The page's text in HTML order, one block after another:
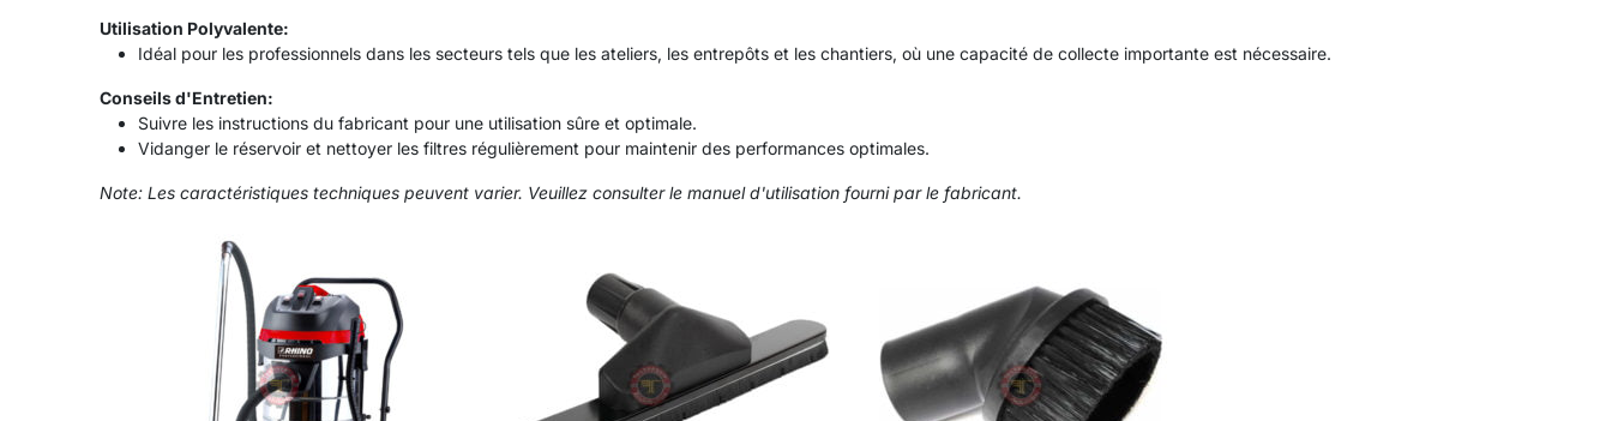
Utilisation Polyvalente:
Idéal pour les professionnels dans les secteurs tels que les ateliers, les entrepôts et les chantiers, où une capacité de collecte importante est nécessaire.
Conseils d'Entretien:
Suivre les instructions du fabricant pour une utilisation sûre et optimale.
Vidanger le réservoir et nettoyer les filtres régulièrement pour maintenir des performances optimales.
Note: Les caractéristiques techniques peuvent varier. Veuillez consulter le manuel d'utilisation fourni par le fabricant.